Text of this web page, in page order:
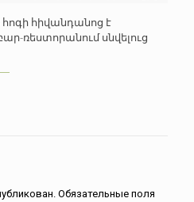
հիվանդանոց է
ռեստորանում սնվելուց
Обязательные поля